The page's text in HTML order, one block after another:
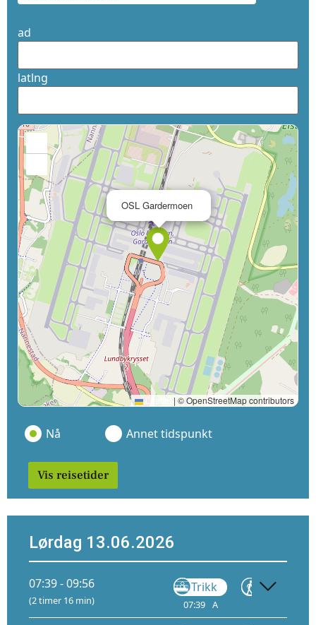
ad
latlng
OSL Gardermoen
Leaflet | © OpenStreetMap contributors
Nå Annet tidspunkt
Vis reisetider
Lørdag 13.06.2026
07:39 - 09:56
(2 timer 16 min)
Trikk
07:39 A
Gå